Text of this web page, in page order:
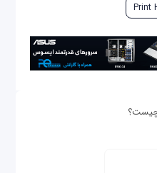
Print